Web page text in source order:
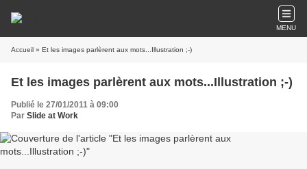
MENU
Accueil » Et les images parlèrent aux mots...Illustration ;-)
Et les images parlèrent aux mots...Illustration ;-)
Publié le 27/01/2011 à 09:00
Par Slide at Work